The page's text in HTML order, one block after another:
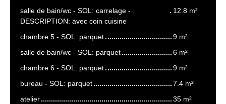
salle de bain/wc - SOL: carrelage -
DESCRIPTION: avec coin cuisine
12.8 m²
chambre 5 - SOL: parquet
9 m²
salle de bain/wc - SOL: parquet
6 m²
chambre 6 - SOL: parquet
9 m²
bureau - SOL: parquet
7.4 m²
atelier
35 m²